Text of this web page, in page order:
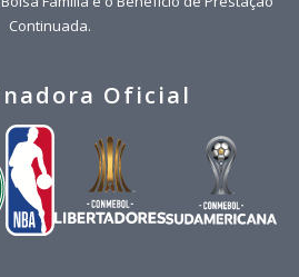
Continuada.
Oficial